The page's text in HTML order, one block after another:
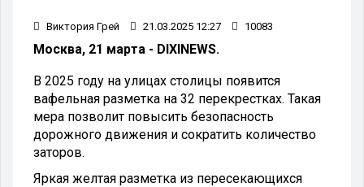
Виктория Грей 21.03.2025 12:27 10083
Москва, 21 марта - DIXINEWS.
В 2025 году на улицах столицы появится
вафельная разметка на 32 перекрестках. Такая
мера позволит повысить безопасность
дорожного движения и сократить количество
заторов.
Яркая желтая разметка из пересекающихся